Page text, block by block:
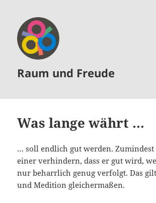
Raum und Freude
Was lange währt …
… soll endlich gut werden.
einer verhindern, dass er gut wird,
nur beharrlich genug verfolgt. Das
und Medition gleichermaßen.